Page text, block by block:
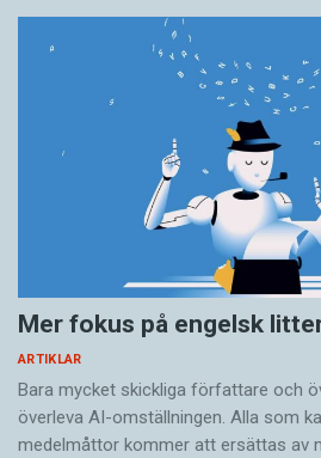
Mer fokus på engelsk
ARTIKLAR
Bara mycket skickliga författare och
överleva AI-omställningen. Alla som
medelmåttor kommer att ersättas av